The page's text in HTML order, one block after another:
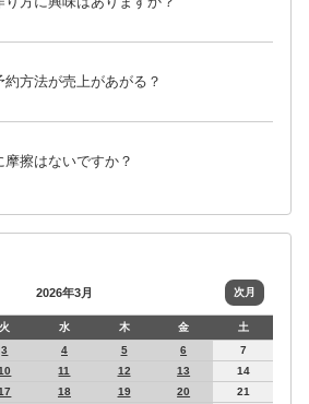
約方法が売上があがる？
摩擦はないですか？
2026年3月 次月
火 水 木 金
土
3 4 5 6
7
11 12 13
14
18 19 20
21